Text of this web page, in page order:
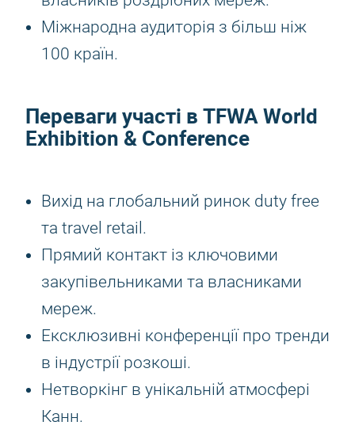
Міжнародна аудиторія з більш ніж
100 країн.
Переваги участі в TFWA World
Exhibition & Conference
Вихід на глобальний ринок duty free
та travel retail.
Прямий контакт із ключовими
закупівельниками та власниками
мереж.
Ексклюзивні конференції про тренди
в індустрії розкоші.
Нетворкінг в унікальній атмосфері
Канн.